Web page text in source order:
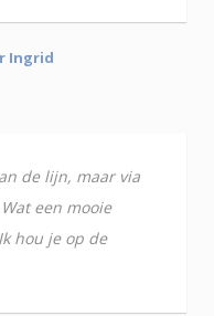
Ingrid
de lijn, maar via
een mooie
hou je op de